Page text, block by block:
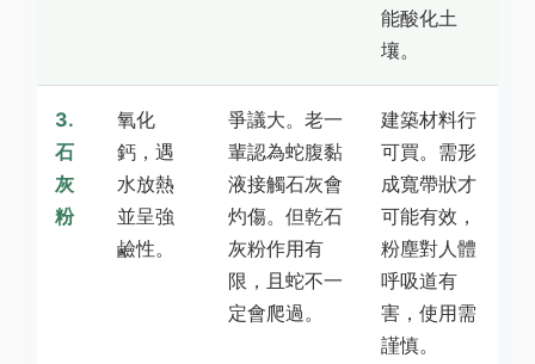
能酸化土
壤。
3.
石
灰
粉
氧化
鈣，遇
水放熱
並呈強
鹼性。
爭議大。老一
輩認為蛇腹黏
液接觸石灰會
灼傷。但乾石
灰粉作用有
限，且蛇不一
定會爬過。
建築材料行
可買。需形
成寬帶狀才
可能有效，
粉塵對人體
呼吸道有
害，使用需
謹慎。